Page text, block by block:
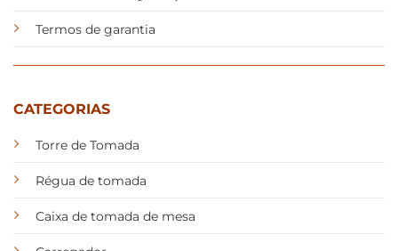
Termos de garantia
CATEGORIAS
Torre de Tomada
Régua de tomada
Caixa de tomada de mesa